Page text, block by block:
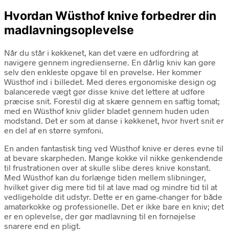
Hvordan Wüsthof knive forbedrer din
madlavningsoplevelse
Når du står i køkkenet, kan det være en udfordring at
navigere gennem ingredienserne. En dårlig kniv kan gøre
selv den enkleste opgave til en prøvelse. Her kommer
Wüsthof ind i billedet. Med deres ergonomiske design og
balancerede vægt gør disse knive det lettere at udføre
præcise snit. Forestil dig at skære gennem en saftig tomat;
med en Wüsthof kniv glider bladet gennem huden uden
modstand. Det er som at danse i køkkenet, hvor hvert snit er
en del af en større symfoni.
En anden fantastisk ting ved Wüsthof knive er deres evne til
at bevare skarpheden. Mange kokke vil nikke genkendende
til frustrationen over at skulle slibe deres knive konstant.
Med Wüsthof kan du forlænge tiden mellem slibninger,
hvilket giver dig mere tid til at lave mad og mindre tid til at
vedligeholde dit udstyr. Dette er en game-changer for både
amatørkokke og professionelle. Det er ikke bare en kniv; det
er en oplevelse, der gør madlavning til en fornøjelse
snarere end en pligt.